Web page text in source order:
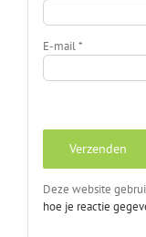
E-mail*
Deze website
hoe je reactie